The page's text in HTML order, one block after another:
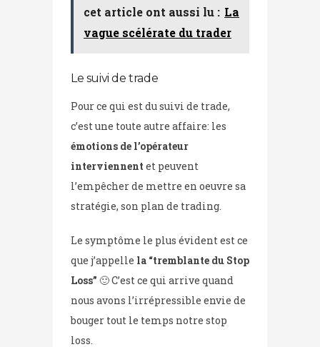
cet article ont aussi lu : La
vague scélérate du trader
Le suivi de trade
Pour ce qui est du suivi de trade,
c’est une toute autre affaire: les
émotions de l’opérateur
interviennent et peuvent
l’empêcher de mettre en oeuvre sa
stratégie, son plan de trading.
Le symptôme le plus évident est ce
que j’appelle la “tremblante du Stop
Loss” 🙂 C’est ce qui arrive quand
nous avons l’irrépressible envie de
bouger tout le temps notre stop
loss.